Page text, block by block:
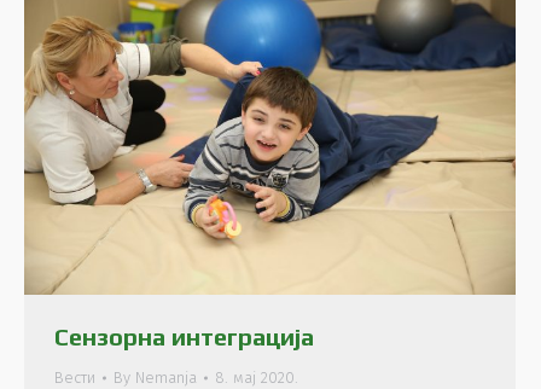
Сензорна интеграција
Вести By Nemanja 8. мај 2020.